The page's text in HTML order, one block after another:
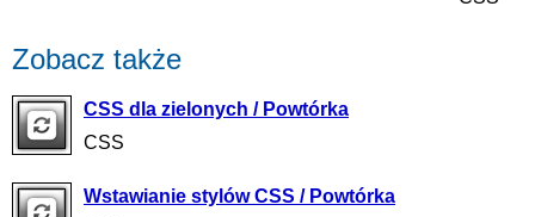
Zobacz także
CSS dla zielonych / Powtórka
CSS
Wstawianie stylów CSS / Powtórka